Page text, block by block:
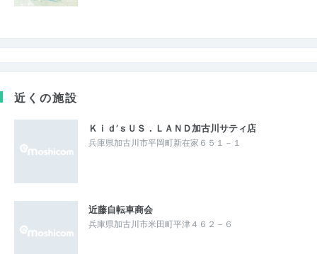
近くの施設
Ｋｉｄ’ｓＵＳ．ＬＡＮＤ加古川サティ店
兵庫県加古川市平岡町新在家６５１－１
近藤自転車商会
兵庫県加古川市米田町平津４６２－６